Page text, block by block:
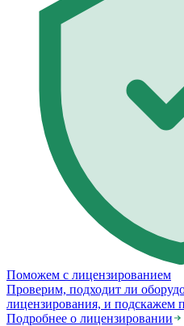
Поможем с лицензированием
Проверим, подходит ли
лицензирования, и подскажем
Подробнее о лицензировании